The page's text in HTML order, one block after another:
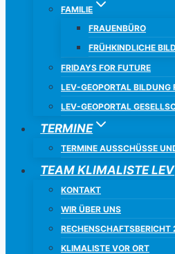
FAMILIE
FRAUENBÜRO
FRÜHKINDLICHE
FRIDAYS FOR FUTURE
LEV-GEOPORTAL BILDUNG
LEV-GEOPORTAL
TERMINE
TERMINE AUSSCHÜSSE
TEAM KLIMALISTE LEV
KONTAKT
WIR ÜBER UNS
KLIMALISTE VOR ORT